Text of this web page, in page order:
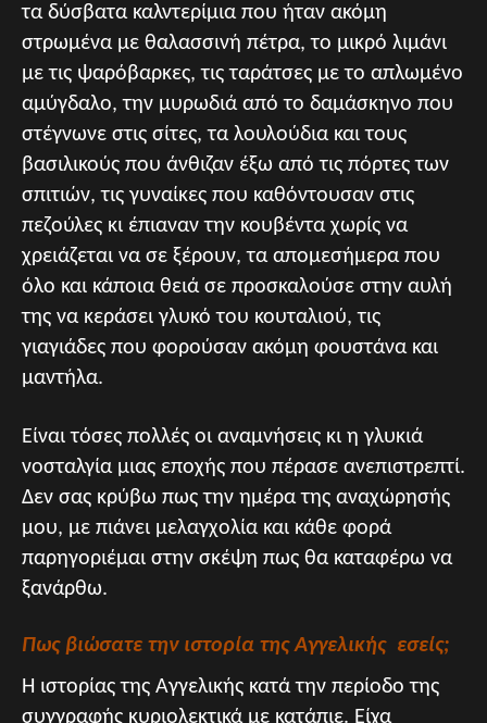
τα δύσβατα καλντερίμια που ήταν ακόμη
στρωμένα με θαλασσινή πέτρα, το μικρό λιμάνι
με τις ψαρόβαρκες, τις ταράτσες με το απλωμένο
αμύγδαλο, την μυρωδιά από το δαμάσκηνο που
στέγνωνε στις σίτες, τα λουλούδια και τους
βασιλικούς που άνθιζαν έξω από τις πόρτες των
σπιτιών, τις γυναίκες που καθόντουσαν στις
πεζούλες κι έπιαναν την κουβέντα χωρίς να
χρειάζεται να σε ξέρουν, τα απομεσήμερα που
όλο και κάποια θειά σε προσκαλούσε στην αυλή
της να κεράσει γλυκό του κουταλιού, τις
γιαγιάδες που φορούσαν ακόμη φουστάνα και
μαντήλα.
Είναι τόσες πολλές οι αναμνήσεις κι η γλυκιά
νοσταλγία μιας εποχής που πέρασε ανεπιστρεπτί.
Δεν σας κρύβω πως την ημέρα της αναχώρησής
μου, με πιάνει μελαγχολία και κάθε φορά
παρηγοριέμαι στην σκέψη πως θα καταφέρω να
ξανάρθω.
Πως βιώσατε την ιστορία της Αγγελικής εσείς;
Η ιστορίας της Αγγελικής κατά την περίοδο της
συγγραφής κυριολεκτικά με κατάπιε. Είχα